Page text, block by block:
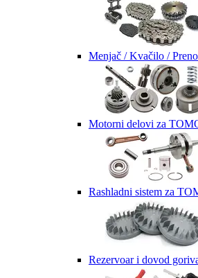
Menjač / Kvačilo /
Motorni delovi za
Rashladni sistem za
Rezervoar i dovod